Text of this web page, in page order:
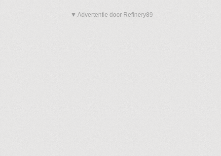
▼ Advertentie door Refinery89